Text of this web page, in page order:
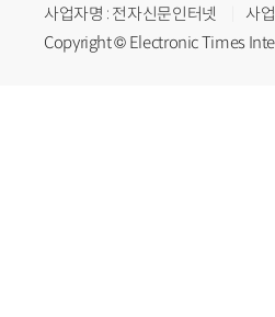
사업자명 : 전자신문인터넷
사
Copyright © Electronic Times